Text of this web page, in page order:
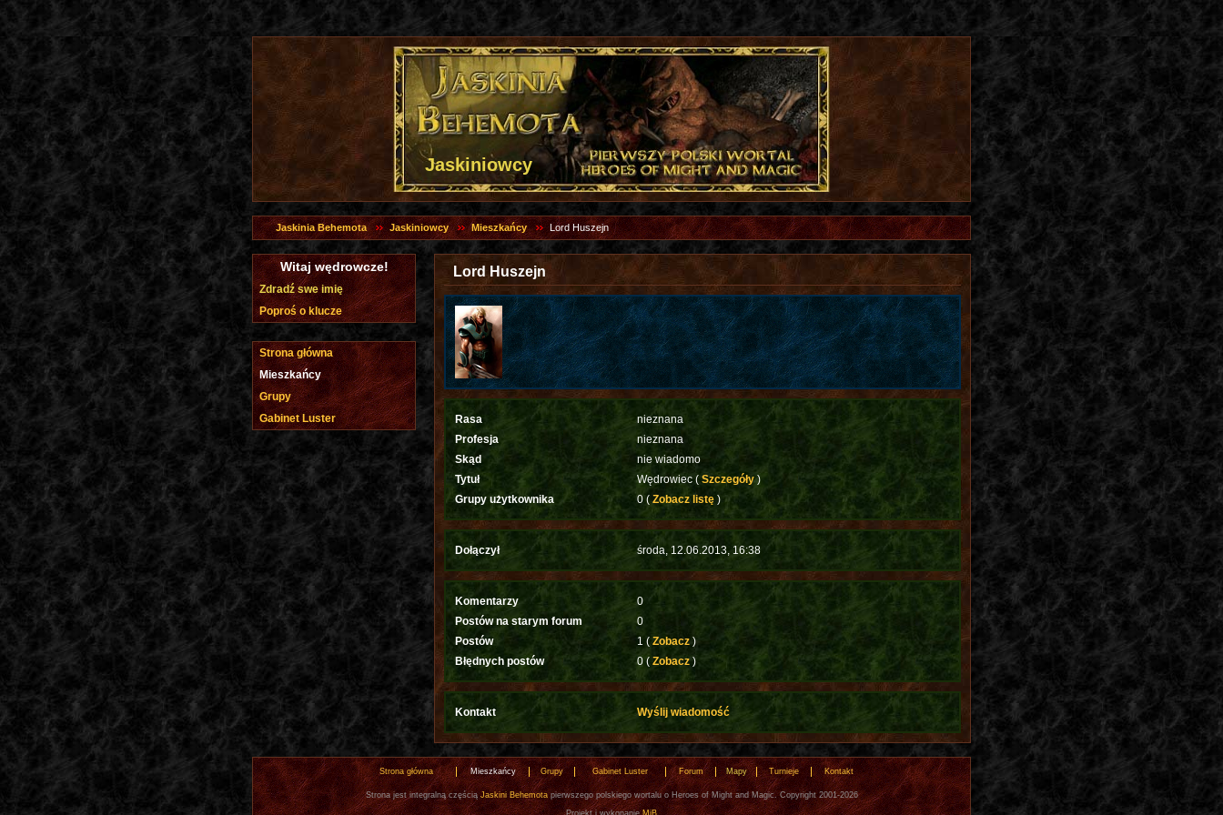
Jaskiniowcy
Jaskinia Behemota Jaskiniowcy Mieszkańcy Lord Huszejn
Lord Huszejn
Rasa
nieznana
Profesja
nieznana
Skąd
nie wiadomo
Tytuł
Wędrowiec ( Szczegóły)
Grupy użytkownika
0 (Zobacz listę )
Dołączył środa, 12.06.2013, 16:38
Komentarzy
0
Postów na starym forum
0
Postów
1 ( Zobacz )
Błędnych postów
0 ( Zobacz )
Kontakt Wyślij wiadomość
Witaj wędrowcze!
Zdradź swe imię
Poproś o klucze
Strona główna
Mieszkańcy
Grupy
Gabinet Luster
Strona główna Mieszkańcy Grupy Gabinet Luster Forum Mapy Turnieje Kontakt
Strona jest integralną częścią Jaskini Behemotapierwszego polskiego wortalu o Heroes of Might and Magic. Copyright 2001-2026
Projekt i wykonanie MiB